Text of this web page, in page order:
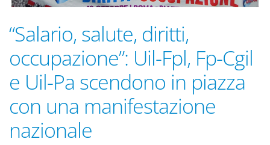
“Salario, salute, diritti,
occupazione”: Uil-Fpl, Fp-Cgil
e Uil-Pa scendono in piazza
con una manifestazione
nazionale